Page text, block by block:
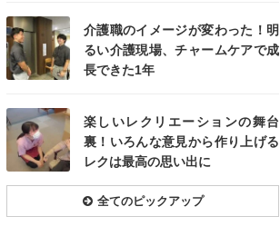
介護職のイメージが変わった！明
るい介護現場、チャームケアで成
長できた1年
楽しいレクリエーションの舞台
裏！いろんな意見から作り上げる
レクは最高の思い出に
全てのピックアップ